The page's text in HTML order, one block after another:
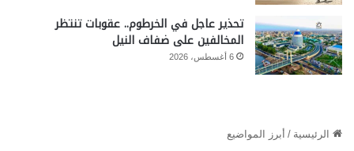
تحذير عاجل في الخرطوم.. عقوبات تنتظر
المخالفين على ضفاف النيل
6 أغسطس، 2026